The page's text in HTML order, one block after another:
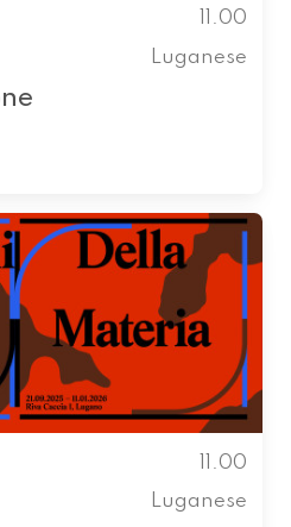
11.00
Luganese
11.00
Luganese